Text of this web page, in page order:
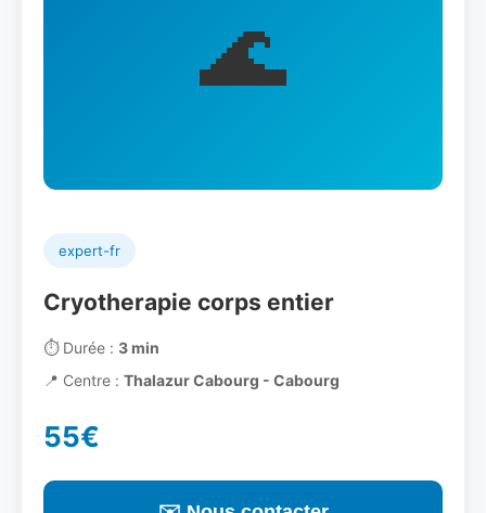
🌊
expert-fr
Cryotherapie corps entier
⏱️Durée : 3 min
📍 Centre : Thalazur Cabourg - Cabourg
55€